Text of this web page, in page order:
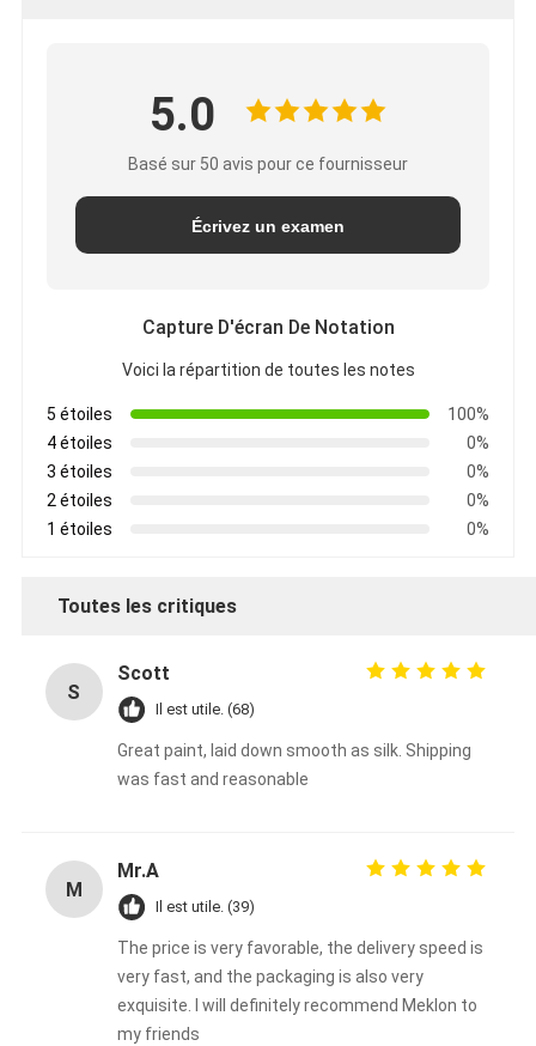
5.0
Basé sur 50 avis pour ce fournisseur
Écrivez un examen
Capture D'écran De Notation
Voici la répartition de toutes les notes
5 étoiles
100%
4 étoiles
0%
3 étoiles
0%
2 étoiles
0%
1 étoiles
0%
Toutes les critiques
S
Scott
Il est utile. (68)
Great paint, laid down smooth as silk. Shipping
was fast and reasonable
M
Mr.A
Il est utile. (39)
The price is very favorable, the delivery speed is
very fast, and the packaging is also very
exquisite. I will definitely recommend Meklon to
my friends